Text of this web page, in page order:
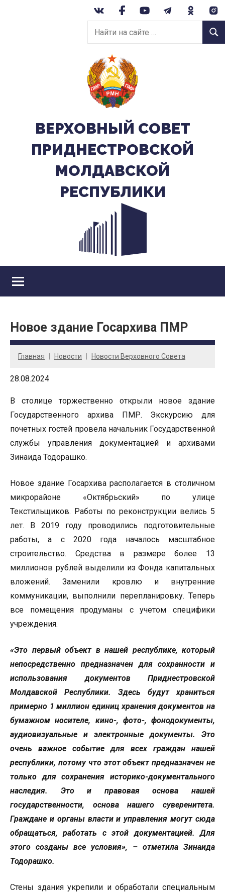
Найти
на
сайте:
ВЕРХОВНЫЙ CОВЕТ
ПРИДНЕСТРОВСКОЙ
МОЛДАВСКОЙ
РЕСПУБЛИКИ
Новое здание Госархива ПМР
Главная Новости Новости Верховного Совета
28.08.2024
В столице торжественно открыли новое здание
Государственного архива ПМР. Экскурсию для
почетных гостей провела начальник Государственной
службы управления документацией и архивами
Зинаида Тодорашко.
Новое здание Госархива располагается в столичном
микрорайоне «Октябрьский» по улице
Текстильщиков. Работы по реконструкции велись 5
лет. В 2019 году проводились подготовительные
работы, а с 2020 года началось масштабное
строительство. Средства в размере более 13
миллионов рублей выделили из Фонда капитальных
вложений. Заменили кровлю и внутренние
коммуникации, выполнили перепланировку. Теперь
все помещения продуманы с учетом специфики
учреждения.
«Это первый объект в нашей республике, который
непосредственно предназначен для сохранности и
использования документов Приднестровской
Молдавской Республики. Здесь будут храниться
примерно 1 миллион единиц хранения документов на
бумажном носителе, кино-, фото-, фонодокументы,
аудиовизуальные и электронные документы. Это
очень важное событие для всех граждан нашей
республики, потому что этот объект предназначен не
только для сохранения историко-документального
наследия. Это и правовая основа нашей
государственности, основа нашего суверенитета.
Граждане и органы власти и управления могут сюда
обращаться, работать с этой документацией. Для
этого созданы все условия», – отметила Зинаида
Тодорашко.
Стены здания укрепили и обработали специальным